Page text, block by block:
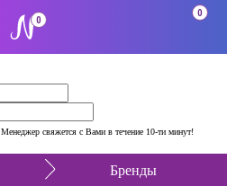
Менеджер свяжется с Вами в течение 10-ти минут!
0
0
Бренды